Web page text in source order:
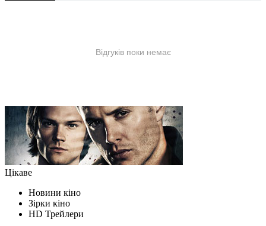
Цікаве
Новини кіно
Зірки кіно
HD Трейлери